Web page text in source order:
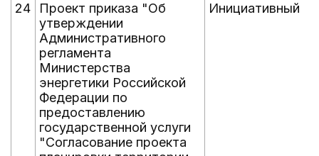
24
Проект приказа "Об
утверждении
Административного
регламента
Министерства
энергетики Российской
Федерации по
предоставлению
государственной услуги
"Согласование проекта
Инициативный